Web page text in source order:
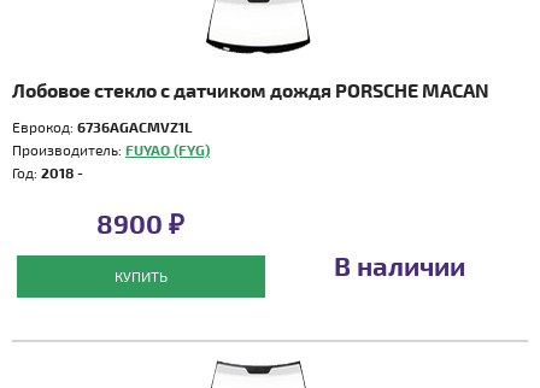
Лобовое стекло с датчиком дождя PORSCHE MACAN
Еврокод: 6736AGACMVZ1L
Производитель: FUYAO (FYG)
Год: 2018 -
8900 ₽
КУПИТЬ В наличии